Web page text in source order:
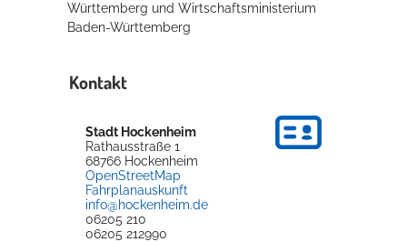
Württemberg und Wirtschaftsministerium
Baden-Württemberg
Kontakt
Stadt Hockenheim
Rathausstraße 1
68766 Hockenheim
OpenStreetMap
Fahrplanauskunft
info@hockenheim.de
06205 210
06205 212990